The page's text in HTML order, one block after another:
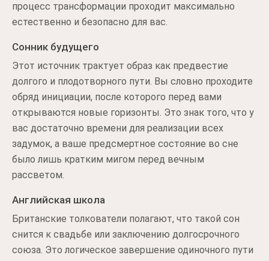
процесс трансформации проходит максимально
естественно и безопасно для вас.
Сонник будущего
Этот источник трактует образ как предвестие
долгого и плодотворного пути. Вы словно проходите
обряд инициации, после которого перед вами
открываются новые горизонты. Это знак того, что у
вас достаточно времени для реализации всех
задумок, а ваше предсмертное состояние во сне
было лишь кратким мигом перед вечным
рассветом.
Английская школа
Британские толкователи полагают, что такой сон
снится к свадьбе или заключению долгосрочного
союза. Это логическое завершение одиночного пути